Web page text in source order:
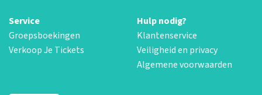
Service
Groepsboekingen
Verkoop Je Tickets
Hulp nodig?
Klantenservice
Veiligheid en privacy
Algemene voorwaarden